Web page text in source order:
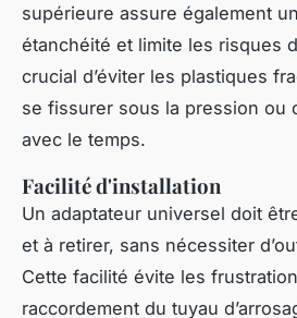
supérieure assure également
étanchéité et limite les risques
crucial d’éviter les plastiques
se fissurer sous la pression ou
avec le temps.
Facilité d'installation
Un adaptateur universel doit
et à retirer, sans nécessiter
Cette facilité évite les
raccordement du tuyau